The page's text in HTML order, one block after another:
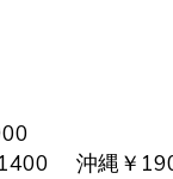
1400 沖縄￥